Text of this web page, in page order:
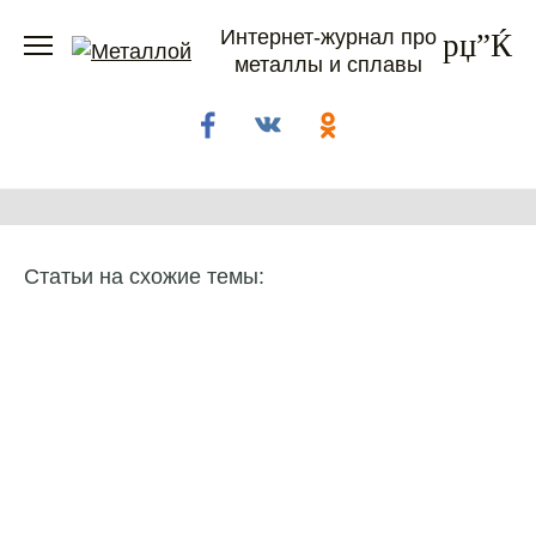
Интернет-журнал про
металлы и сплавы
Статьи на схожие темы: